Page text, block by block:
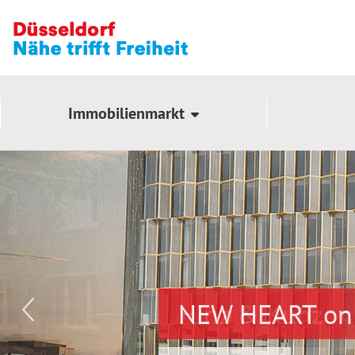
Immobilienmarkt
NEW HEART
Hinz & Kunz